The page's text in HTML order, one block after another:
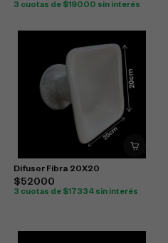
3 cuotas de $19000 sin interés
Difusor Fibra 20X20
$52000
3 cuotas de $17334 sin interés